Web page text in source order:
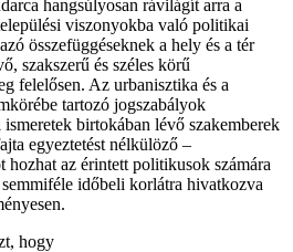
hangsúlyosan rávilágít arra a
viszonyokba való politikai
összefüggéseknek a hely és a tér
szakszerű és széles körű
felelősen. Az urbanisztika és a
tartozó jogszabályok
birtokában lévő szakemberek
egyeztetést nélkülöző –
hozhat az érintett politikusok számára
időbeli korlátra hivatkozva
hogy